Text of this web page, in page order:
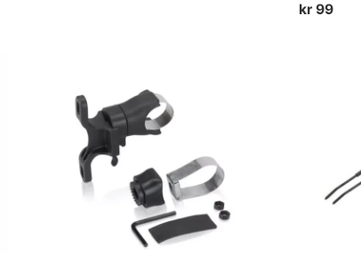
kr99